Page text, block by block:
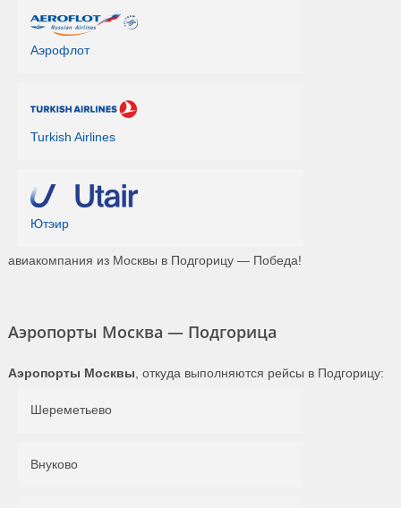
Аэрофлот
Turkish Airlines
Ютэир
авиакомпания из Москвы в Подгорицу — Победа!
Аэропорты Москва — Подгорица
Аэропорты Москвы , откуда выполняются рейсы в Подгорицу:
Шереметьево
Внуково